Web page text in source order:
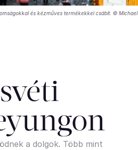
és kézműves termékekkel csábít. © Michael
a dolgok. Több mint